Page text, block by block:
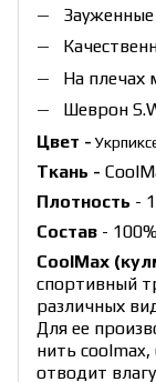
На плечах
Шеврон
Цвет -
Ткань -
Плотность -
Состав -
CoolMax
спортивный
различных
Для ее
нить coolmax,
отводит